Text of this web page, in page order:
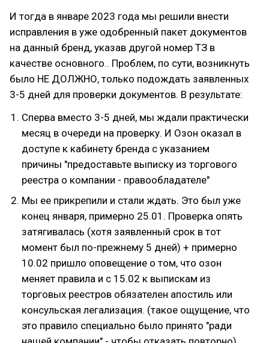
И тогда в январе 2023 года мы решили внести
исправления в уже одобренный пакет документов
на данный бренд, указав другой номер ТЗ в
качестве основного.. Проблем, по сути, возникнуть
было НЕ ДОЛЖНО, только подождать заявленных
3-5 дней для проверки документов. В результате:
Сперва вместо 3-5 дней, мы ждали практически
месяц в очереди на проверку. И Озон оказал в
доступе к кабинету бренда с указанием
причины "предоставьте выписку из торгового
реестра о компании - правообладателе"
Мы ее прикрепили и стали ждать. Это был уже
конец января, примерно 25.01. Проверка опять
затягивалась (хотя заявленный срок в тот
момент был по-прежнему 5 дней) + примерно
10.02 пришло оповещение о том, что озон
меняет правила и с 15.02 к выпискам из
торговых реестров обязателен апостиль или
консульская легализация. (такое ощущение, что
это правило специально было принято "ради